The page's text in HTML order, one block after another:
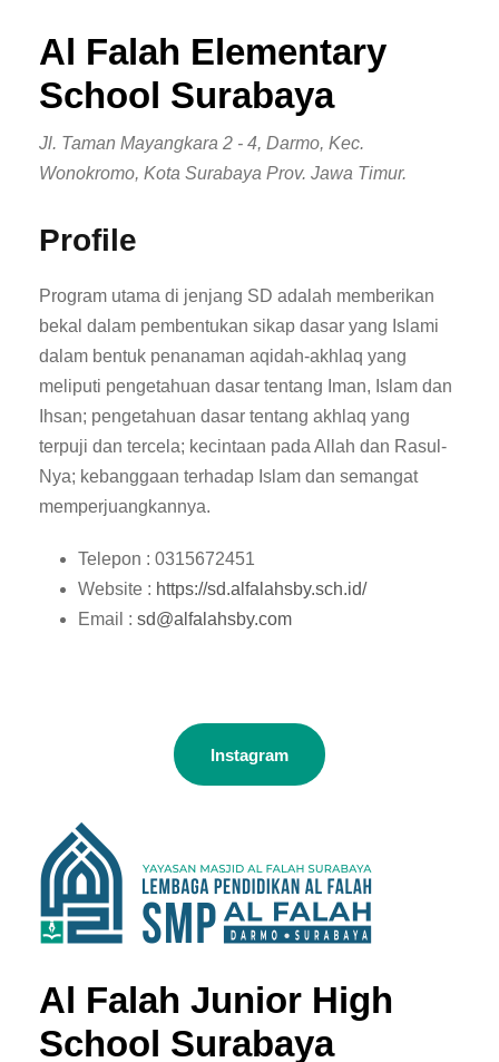
Al Falah Elementary
School Surabaya
Jl. Taman Mayangkara 2 - 4, Darmo, Kec.
Wonokromo, Kota Surabaya Prov. Jawa Timur.
Profile
Program utama di jenjang SD adalah memberikan
bekal dalam pembentukan sikap dasar yang Islami
dalam bentuk penanaman aqidah-akhlaq yang
meliputi pengetahuan dasar tentang Iman, Islam dan
Ihsan; pengetahuan dasar tentang akhlaq yang
terpuji dan tercela; kecintaan pada Allah dan Rasul-
Nya; kebanggaan terhadap Islam dan semangat
memperjuangkannya.
Telepon : 0315672451
Website : https://sd.alfalahsby.sch.id/
Email : sd@alfalahsby.com
Instagram
Al Falah Junior High
School Surabaya